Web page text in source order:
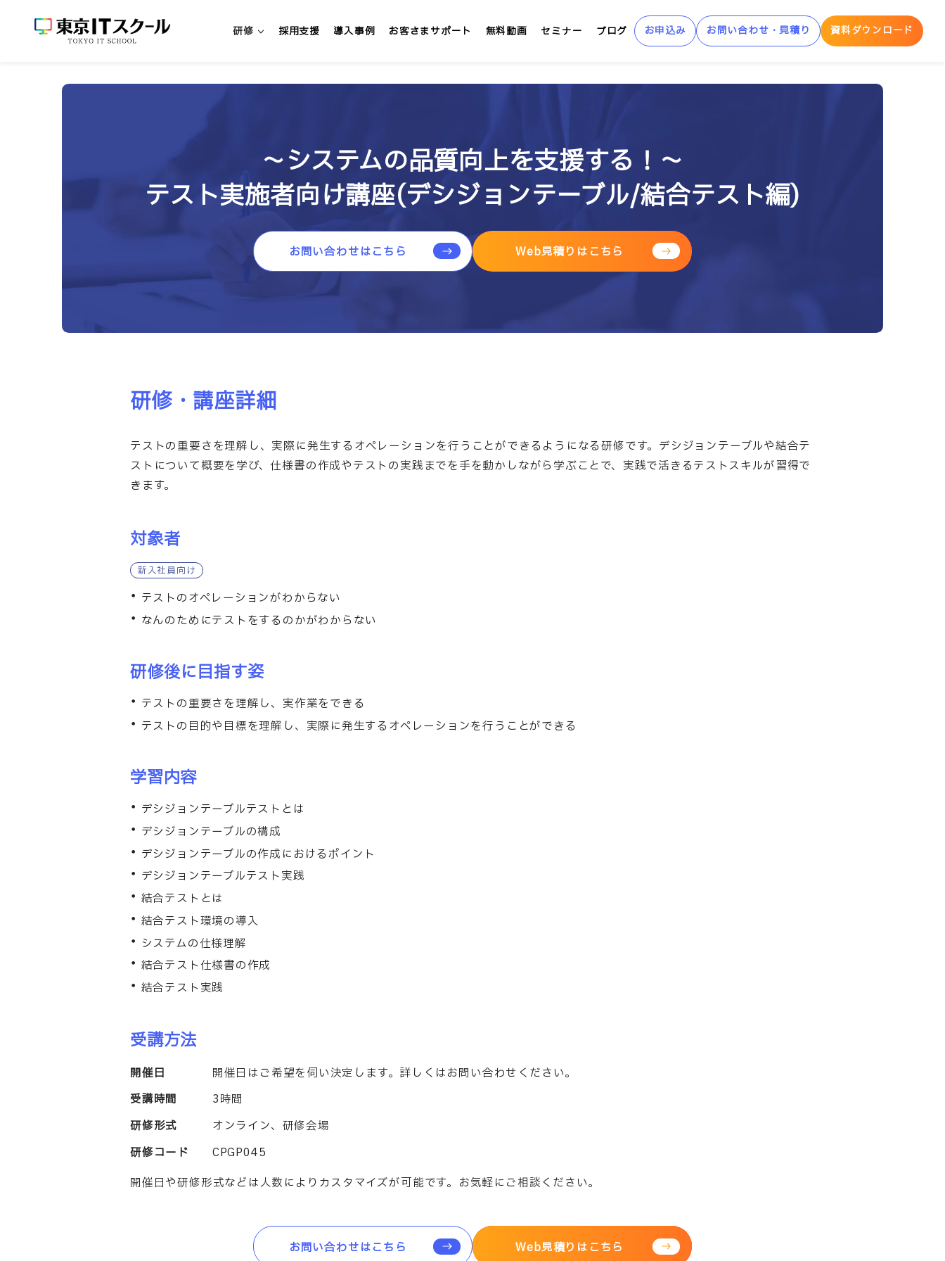
研修
新人エンジニア研修
新入社員向けエンジニア研修
中途社員向けエンジニア研修
超実践型エンジニア研修「リアプロ」
研修・パッケージを探す
リスキリング研修
社内大学 &IT
インターンシップLMS &IT
カスタマイズ研修
1社専用「オンサイト研修」
AWS 「安心サンドボックス」
採用支援 導入事例 お客さまサポート 無料動画 セミナー ブログ お申込み お問い合わせ・見積り 資料ダウンロード
～システムの品質向上を支援する！～
テスト実施者向け講座(デシジョンテーブル/結合テスト編)
お問い合わせはこちら Web見積りはこちら
研修・講座詳細
テストの重要さを理解し、実際に発生するオペレーションを行うことができるようになる研修です。デシジョンテーブルや結合テ
ストについて概要を学び、仕様書の作成やテストの実践までを手を動かしながら学ぶことで、実践で活きるテストスキルが習得で
きます。
対象者
新入社員向け
テストのオペレーションがわからない
なんのためにテストをするのかがわからない
研修後に目指す姿
テストの重要さを理解し、実作業をできる
テストの目的や目標を理解し、実際に発生するオペレーションを行うことができる
学習内容
デシジョンテーブルテストとは
デシジョンテーブルの構成
デシジョンテーブルの作成におけるポイント
デシジョンテーブルテスト実践
結合テストとは
結合テスト環境の導入
システムの仕様理解
結合テスト仕様書の作成
結合テスト実践
受講方法
開催日
開催日はご希望を伺い決定します。詳しくはお問い合わせください。
受講時間
3時間
研修形式
オンライン、研修会場
研修コード
CPGP045
開催日や研修形式などは人数によりカスタマイズが可能です。お気軽にご相談ください。
お問い合わせはこちら Web見積りはこちら